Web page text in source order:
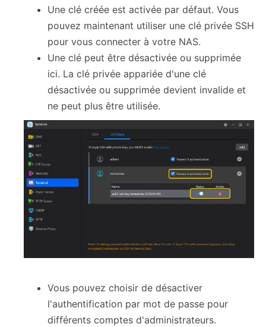
Une clé créée est activée par défaut. Vous
pouvez maintenant utiliser une clé privée SSH
pour vous connecter à votre NAS.
Une clé peut être désactivée ou supprimée
ici. La clé privée appariée d'une clé
désactivée ou supprimée devient invalide et
ne peut plus être utilisée.
Vous pouvez choisir de désactiver
l'authentification par mot de passe pour
différents comptes d'administrateurs.